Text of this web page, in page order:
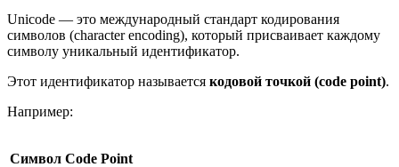
Unicode — это международный стандарт кодирования
символов (character encoding), который присваивает каждому
символу уникальный идентификатор.
Этот идентификатор называется кодовой точкой (code point).
Например:
Символ Code Point